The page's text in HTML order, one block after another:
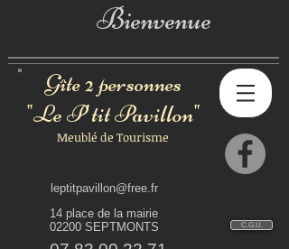
Bienvenue
Gîte 2 personnes
"Le P'tit Pavillon"
Meublé de Tourisme
leptitpavillon@free.fr
14 place de la mairie
02200 SEPTMONTS
C.G.U.